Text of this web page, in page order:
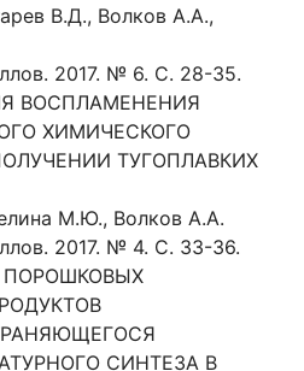
В.Д., Волков А.А.,
2017. № 6. С. 28-35.
ВОСПЛАМЕНЕНИЯ
ХИМИЧЕСКОГО
ТУГОПЛАВКИХ
М.Ю., Волков А.А.
2017. № 4. С. 33-36.
ПОРОШКОВЫХ
СИНТЕЗА В